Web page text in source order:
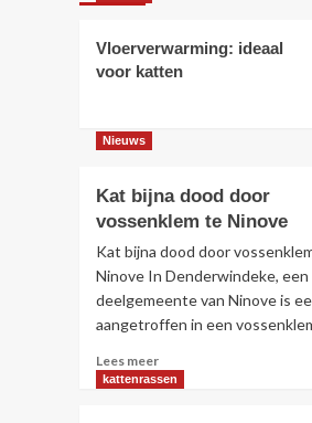
Vloerverwarming: ideaal
voor katten
Nieuws
Kat bijna dood door
vossenklem te Ninove
Kat bijna dood door
Ninove In Denderwindeke, een
deelgemeente van Ninove is
aangetroffen in een
Lees meerLees
meer
kattenrassen